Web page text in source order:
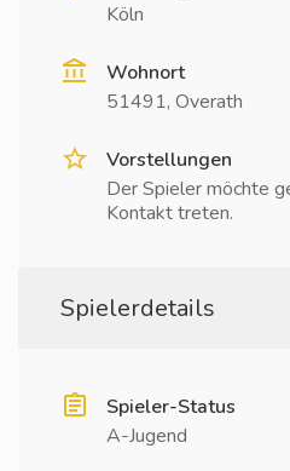
Köln
Wohnort
51491, Overath
Vorstellungen
Der Spieler möchte
Kontakt treten.
Spielerdetails
Spieler-Status
A-Jugend